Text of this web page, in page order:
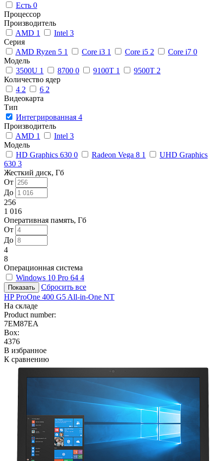
Есть 0
Процессор
Производитель
AMD 1 Intel 3
Серия
AMD Ryzen 5 1 Core i3 1 Core i5 2 Core i7 0
Модель
3500U 1 8700 0 9100T 1 9500T 2
Количество ядер
4 2 6 2
Видеокарта
Тип
Интегрированная 4
Производитель
AMD 1 Intel 3
Модель
HD Graphics 630 0 Radeon Vega 8 1
UHD Graphics
630 3
Жесткий диск, Гб
От
До
256
1 016
Оперативная память, Гб
От
До
4
8
Операционная система
Windows 10 Pro 64 4
Сбросить все
HP ProOne 400 G5 All-in-One NT
На складе
Product number:
7EM87EA
Box:
4376
В избранное
К сравнению